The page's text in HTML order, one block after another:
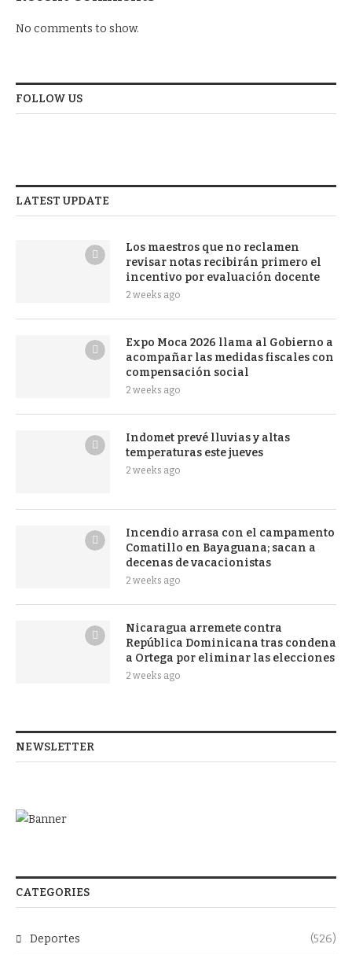
No comments to show.
FOLLOW US
LATEST UPDATE
Los maestros que no reclamen
revisar notas recibirán primero el
incentivo por evaluación docente
2 weeks ago
Expo Moca 2026 llama al Gobierno a
acompañar las medidas fiscales con
compensación social
2 weeks ago
Indomet prevé lluvias y altas
temperaturas este jueves
2 weeks ago
Incendio arrasa con el campamento
Comatillo en Bayaguana; sacan a
decenas de vacacionistas
2 weeks ago
Nicaragua arremete contra
República Dominicana tras condena
a Ortega por eliminar las elecciones
2 weeks ago
NEWSLETTER
CATEGORIES
Deportes (526)